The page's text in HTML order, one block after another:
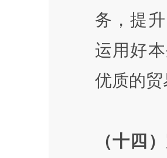
务，提
运用好
优质的
（十四